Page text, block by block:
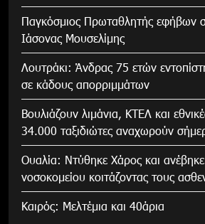
Παγκόσμιος Πρωταθλητής εφήβων
Ιάσονας Μουσελίμης
Λουτράκι: Άνδρας 75 ετών
σε κάδους απορριμμάτων
Βουλιάζουν λιμάνια, ΚΤΕΛ και
34.000 ταξιδιώτες αναχωρούν
Ουαλία: Ντύθηκε Χάρος και
νοσοκομείου κοιτάζοντας τους
Καιρός: Μελτέμια και 40άρια